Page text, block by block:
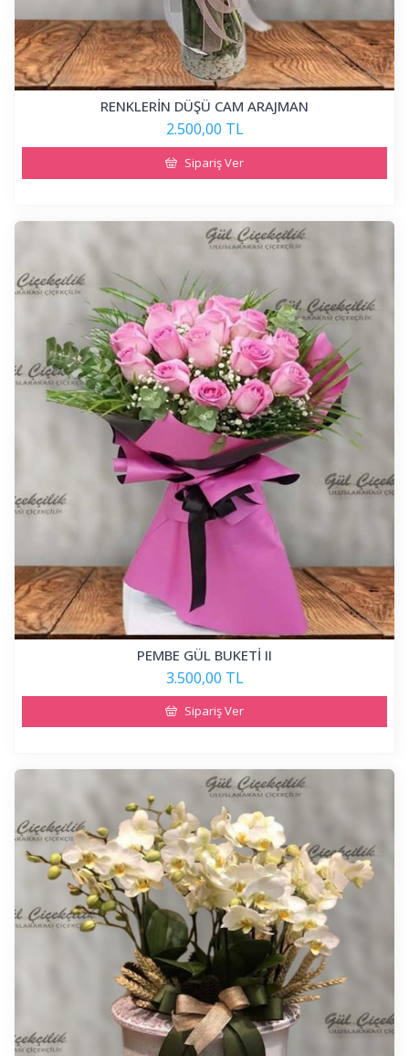
RENKLERİN DÜŞÜ CAM ARAJMAN
2.500,00 TL
Sipariş Ver
PEMBE GÜL BUKETİ II
3.500,00 TL
Sipariş Ver